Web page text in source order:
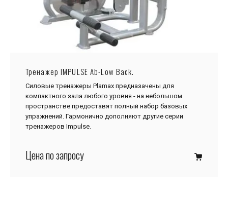
Тренажер IMPULSE Ab-Low Back.
Силовые тренажеры Plamax предназачены для
компактного зала любого уровня - на небольшом
пространстве предоставят полный набор базовых
упражнений. Гармонично дополняют другие серии
тренажеров Impulse.
Цена по запросу